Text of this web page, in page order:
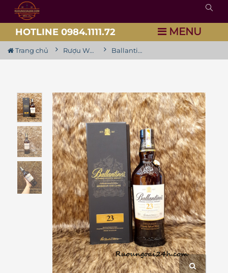
HOTLINE 0984.1111.72 MENU
Trang chủ Rượu Whisky Ballantine 23